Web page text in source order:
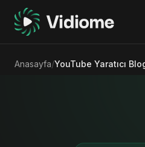
Anasayfa/YouTube Yaratıcı